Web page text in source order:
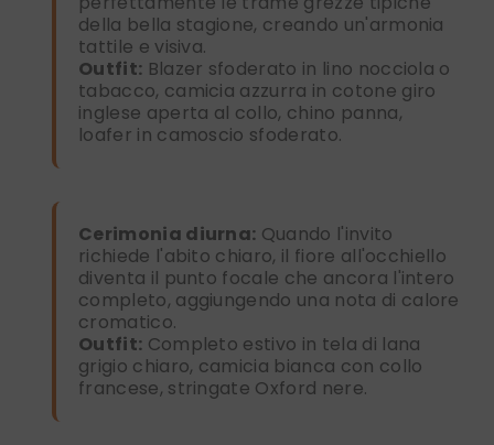
della bella stagione, creando un'armonia
tattile e visiva.
Outfit: Blazer sfoderato in lino nocciola o
tabacco, camicia azzurra in cotone giro
inglese aperta al collo, chino panna,
loafer in camoscio sfoderato.
Cerimonia diurna: Quando l'invito
richiede l'abito chiaro, il fiore all'occhiello
diventa il punto focale che ancora l'intero
completo, aggiungendo una nota di calore
cromatico.
Outfit: Completo estivo in tela di lana
grigio chiaro, camicia bianca con collo
francese, stringate Oxford nere.